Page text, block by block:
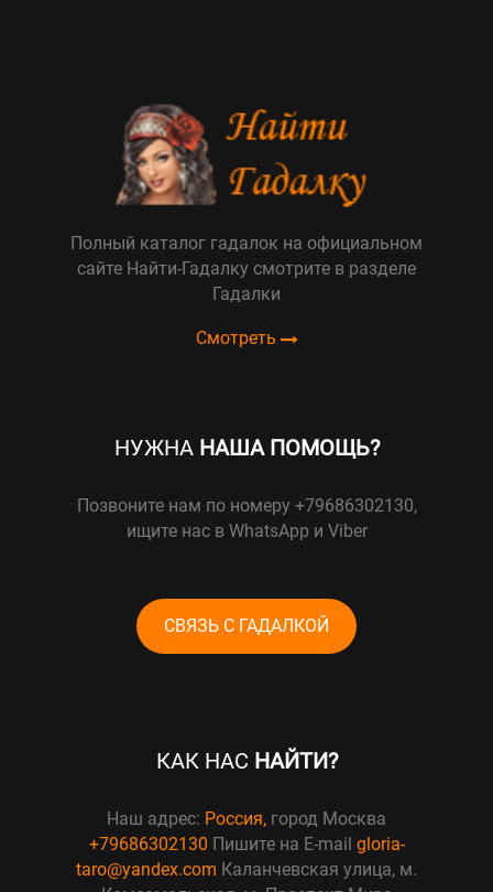
Полный каталог гадалок на официальном
сайте Найти-Гадалку смотрите в разделе
Гадалки
Смотреть
НУЖНА НАША ПОМОЩЬ?
Позвоните нам по номеру +79686302130,
ищите нас в WhatsApp и Viber
СВЯЗЬ С ГАДАЛКОЙ
КАК НАС НАЙТИ?
Наш адрес: Россия, город Москва
+79686302130 Пишите на E-mail gloria-
taro@yandex.com Каланчевская улица, м.